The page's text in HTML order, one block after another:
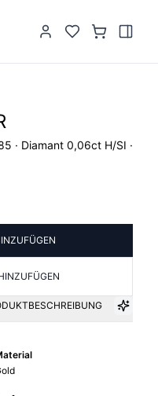
· Diamant 0,06ct H/SI ·